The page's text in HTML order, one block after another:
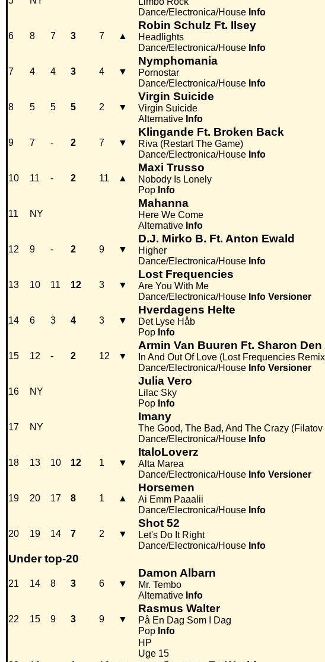
Dance/Electronica/House Info
6 8 7 3 7 ▲
Robin Schulz Ft. Ilsey
Headlights
Dance/Electronica/House Info
7 4 4 3 4 ▼
Nymphomania
Pornostar
Dance/Electronica/House Info
8 5 5 5 2 ▼
Virgin Suicide
Virgin Suicide
Alternative Info
9 7 - 2 7 ▼
Klingande Ft. Broken Back
Riva (Restart The Game)
Dance/Electronica/House Info
10 11 - 2 11 ▲
Maxi Trusso
Nobody Is Lonely
Pop Info
11 NY
Mahanna
Here We Come
Alternative Info
12 9 - 2 9 ▼
D.J. Mirko B. Ft. Anton Ewald
Higher
Dance/Electronica/House Info
13 10 11 12 3 ▼
Lost Frequencies
Are You With Me
Dance/Electronica/House Info Versioner
14 6 3 4 3 ▼
Hverdagens Helte
Det Lyse Håb
Pop Info
15 12 - 2 12 ▼
Armin Van Buuren Ft. Sharon Den
In And Out Of Love (Lost Frequencies
Dance/Electronica/House Info Versioner
16 NY
Julia Vero
Lilac Sky
Pop Info
17 NY
Imany
The Good, The Bad, And The Crazy
Dance/Electronica/House Info
18 13 10 12 1 ▼
ItaloLoverz
Alta Marea
Dance/Electronica/House Info Versioner
19 20 17 8 1 ▲
Horsemen
Ai Emm Paaalii
Dance/Electronica/House Info
20 19 14 7 2 ▼
Shot 52
Let's Do It Right
Dance/Electronica/House Info
Under top-20
21 14 8 3 6 ▼
Damon Albarn
Mr. Tembo
Alternative Info
22 15 9 3 9 ▼
Rasmus Walter
På En Dag Som I Dag
Pop Info
HP
Uge 15